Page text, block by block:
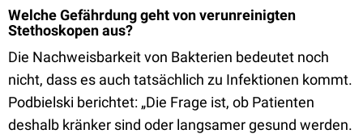
Welche Gefährdung geht von verunreinigten
Stethoskopen aus?
Die Nachweisbarkeit von Bakterien bedeutet noch
nicht, dass es auch tatsächlich zu Infektionen kommt.
Podbielski berichtet: „Die Frage ist, ob Patienten
deshalb kränker sind oder langsamer gesund werden.